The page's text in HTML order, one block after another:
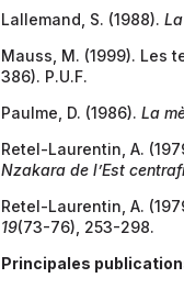
Lallemand, S. (1988).
Mauss, M. (1999). Les
386). P.U.F.
Paulme, D. (1986). La
Retel-Laurentin, A.
Nzakara de l’Est
Retel-Laurentin, A.
19(73-76), 253-298.
Principales